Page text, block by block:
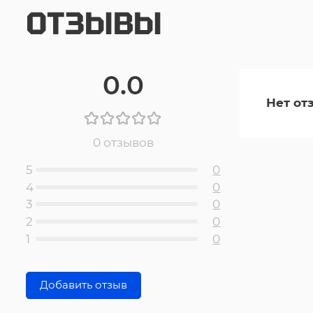
ОТЗЫВЫ
0.0
0 отзывов
5
0
4
0
3
0
2
0
1
0
Добавить отзыв
Нет